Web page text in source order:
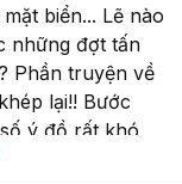
biển... Lẽ nào
những đợt tấn
Phần truyện về
lại!! Bước
ý đồ rất khó